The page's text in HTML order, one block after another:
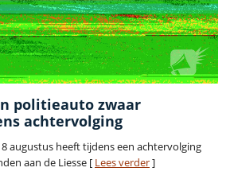
politieauto zwaar
achtervolging
augustus heeft tijdens een achtervolging
aan de Liesse [ Lees verder]